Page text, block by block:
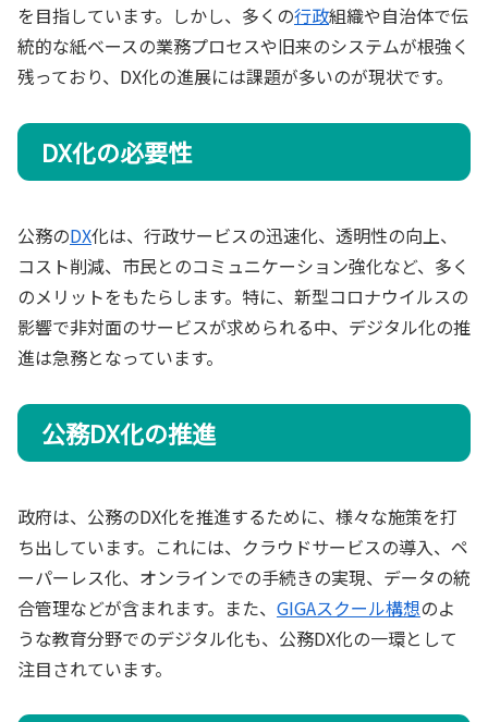
を目指しています。しかし、多くの行政組織や自治体で伝
統的な紙ベースの業務プロセスや旧来のシステムが根強く
残っており、DX化の進展には課題が多いのが現状です。
DX化の必要性
公務のDX化は、行政サービスの迅速化、透明性の向上、
コスト削減、市民とのコミュニケーション強化など、多く
のメリットをもたらします。特に、新型コロナウイルスの
影響で非対面のサービスが求められる中、デジタル化の推
進は急務となっています。
公務DX化の推進
政府は、公務のDX化を推進するために、様々な施策を打
ち出しています。これには、クラウドサービスの導入、ペ
ーパーレス化、オンラインでの手続きの実現、データの統
合管理などが含まれます。また、 GIGAスクール構想のよ
うな教育分野でのデジタル化も、公務DX化の一環として
注目されています。